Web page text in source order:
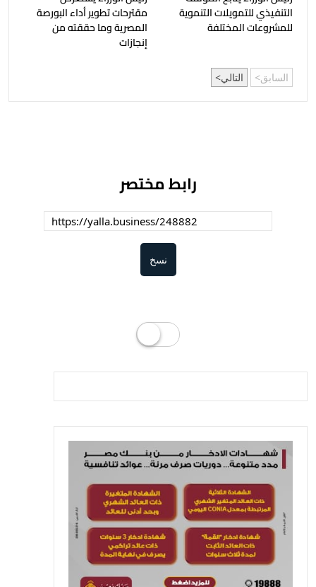
التنفيذي للتمويلات التنموية
للمشروعات المختلفة
مقترحات تطوير أداء البورصة
المصرية وما حققته من
إنجازات
السابق التالي
رابط مختصر
نسخ